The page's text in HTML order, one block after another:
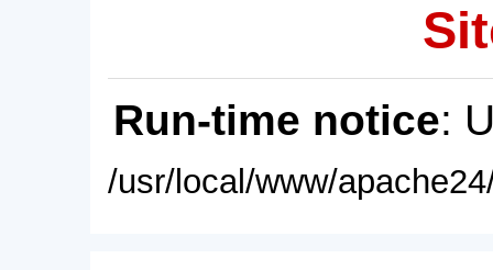
Run-time notice:
/usr/local/www/